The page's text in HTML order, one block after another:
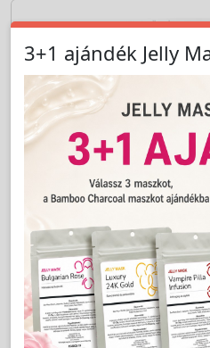
Cikkszám:
Hópihe testápoló
LAKOSSÁGI ÁR (BRUTTÓ)
1 800 Ft